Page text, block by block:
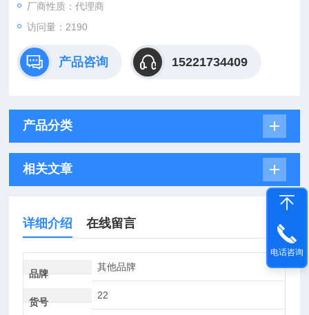
厂商性质：代理商
访问量：2190
产品咨询 15221734409
产品分类
相关文章
详细介绍 在线留言
品牌
其他品牌
货号
22
电话咨询